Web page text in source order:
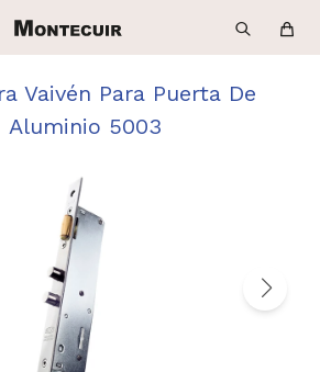
Vaivén Para Puerta De
Aluminio 5003